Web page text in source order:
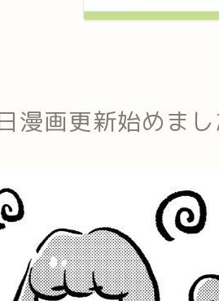
画更新始めまし